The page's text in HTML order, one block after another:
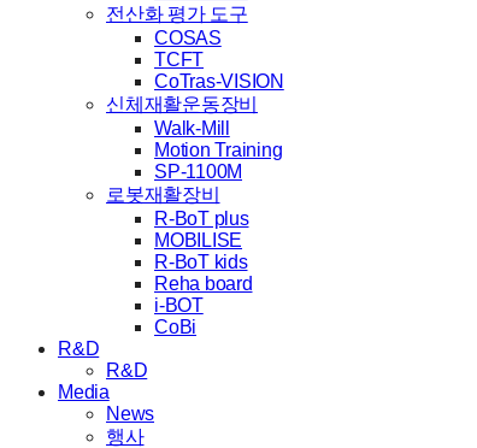
전산화 평가 도구
COSAS
TCFT
CoTras-VISION
신체재활운동장비
Walk-Mill
Motion Training
SP-1100M
로봇재활장비
R-BoT plus
MOBILISE
R-BoT kids
Reha board
i-BOT
CoBi
R&D
R&D
Media
News
행사